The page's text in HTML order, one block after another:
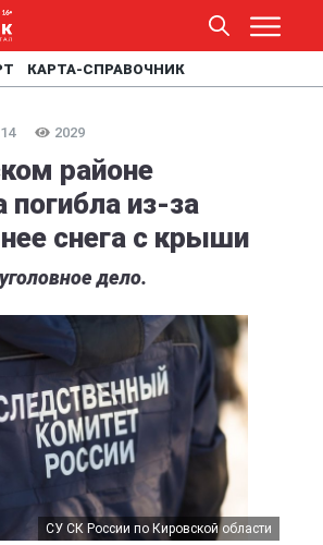
КАРТА-СПРАВОЧНИК
2029
районе
из-за
снега с крыши
дело.
СУ СК России по Кировской области